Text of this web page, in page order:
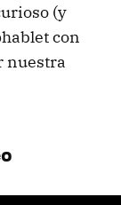
(y
con
nuestra